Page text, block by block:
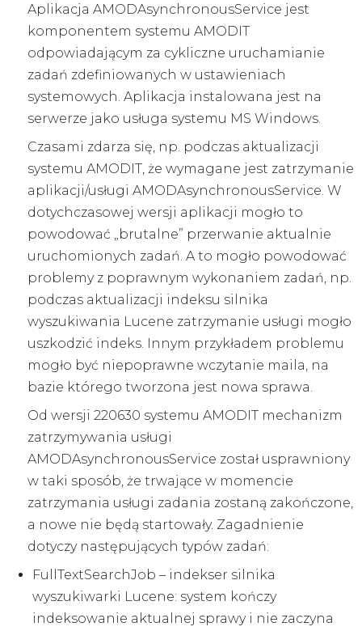
Aplikacja AMODAsynchronousService jest
komponentem systemu AMODIT
odpowiadającym za cykliczne uruchamianie
zadań zdefiniowanych w ustawieniach
systemowych. Aplikacja instalowana jest na
serwerze jako usługa systemu MS Windows.
Czasami zdarza się, np. podczas aktualizacji
systemu AMODIT, że wymagane jest zatrzymanie
aplikacji/usługi AMODAsynchronousService. W
dotychczasowej wersji aplikacji mogło to
powodować „brutalne” przerwanie aktualnie
uruchomionych zadań. A to mogło powodować
problemy z poprawnym wykonaniem zadań, np.
podczas aktualizacji indeksu silnika
wyszukiwania Lucene zatrzymanie usługi mogło
uszkodzić indeks. Innym przykładem problemu
mogło być niepoprawne wczytanie maila, na
bazie którego tworzona jest nowa sprawa.
Od wersji 220630 systemu AMODIT mechanizm
zatrzymywania usługi
AMODAsynchronousService został usprawniony
w taki sposób, że trwające w momencie
zatrzymania usługi zadania zostaną zakończone,
a nowe nie będą startowały. Zagadnienie
dotyczy następujących typów zadań:
FullTextSearchJob – indekser silnika
wyszukiwarki Lucene: system kończy
indeksowanie aktualnej sprawy i nie zaczyna